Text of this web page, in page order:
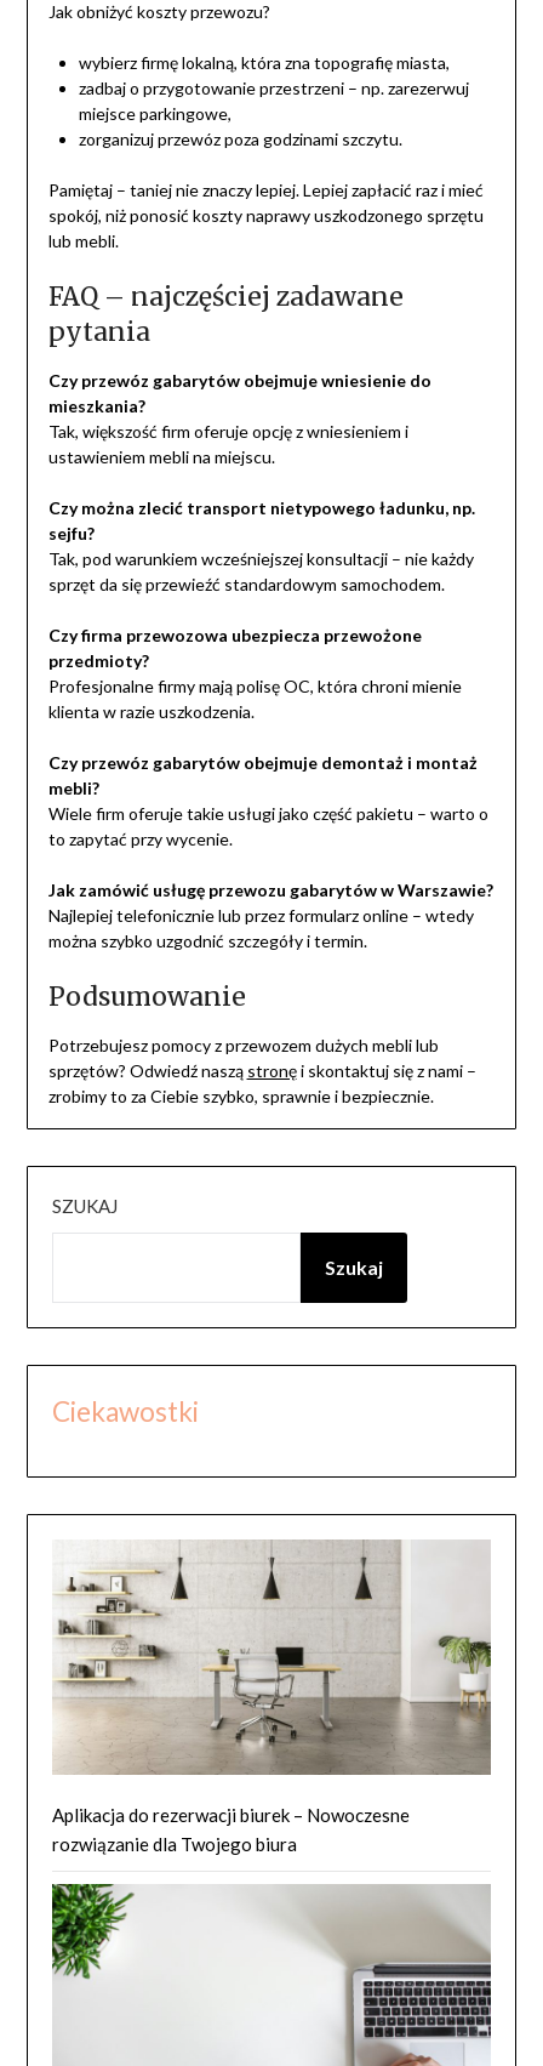
Jak obniżyć koszty przewozu?
wybierz firmę lokalną, która zna topografię miasta,
zadbaj o przygotowanie przestrzeni – np. zarezerwuj
miejsce parkingowe,
zorganizuj przewóz poza godzinami szczytu.
Pamiętaj – taniej nie znaczy lepiej. Lepiej zapłacić raz i mieć
spokój, niż ponosić koszty naprawy uszkodzonego sprzętu
lub mebli.
FAQ – najczęściej zadawane
pytania
Czy przewóz gabarytów obejmuje wniesienie do
mieszkania?
Tak, większość firm oferuje opcję z wniesieniem i
ustawieniem mebli na miejscu.
Czy można zlecić transport nietypowego ładunku, np.
sejfu?
Tak, pod warunkiem wcześniejszej konsultacji – nie każdy
sprzęt da się przewieźć standardowym samochodem.
Czy firma przewozowa ubezpiecza przewożone
przedmioty?
Profesjonalne firmy mają polisę OC, która chroni mienie
klienta w razie uszkodzenia.
Czy przewóz gabarytów obejmuje demontaż i montaż
mebli?
Wiele firm oferuje takie usługi jako część pakietu – warto o
to zapytać przy wycenie.
Jak zamówić usługę przewozu gabarytów w Warszawie?
Najlepiej telefonicznie lub przez formularz online – wtedy
można szybko uzgodnić szczegóły i termin.
Podsumowanie
Potrzebujesz pomocy z przewozem dużych mebli lub
sprzętów? Odwiedź naszą stronęi skontaktuj się z nami –
zrobimy to za Ciebie szybko, sprawnie i bezpiecznie.
SZUKAJ
Szukaj
Ciekawostki
Aplikacja do rezerwacji biurek – Nowoczesne
rozwiązanie dla Twojego biura